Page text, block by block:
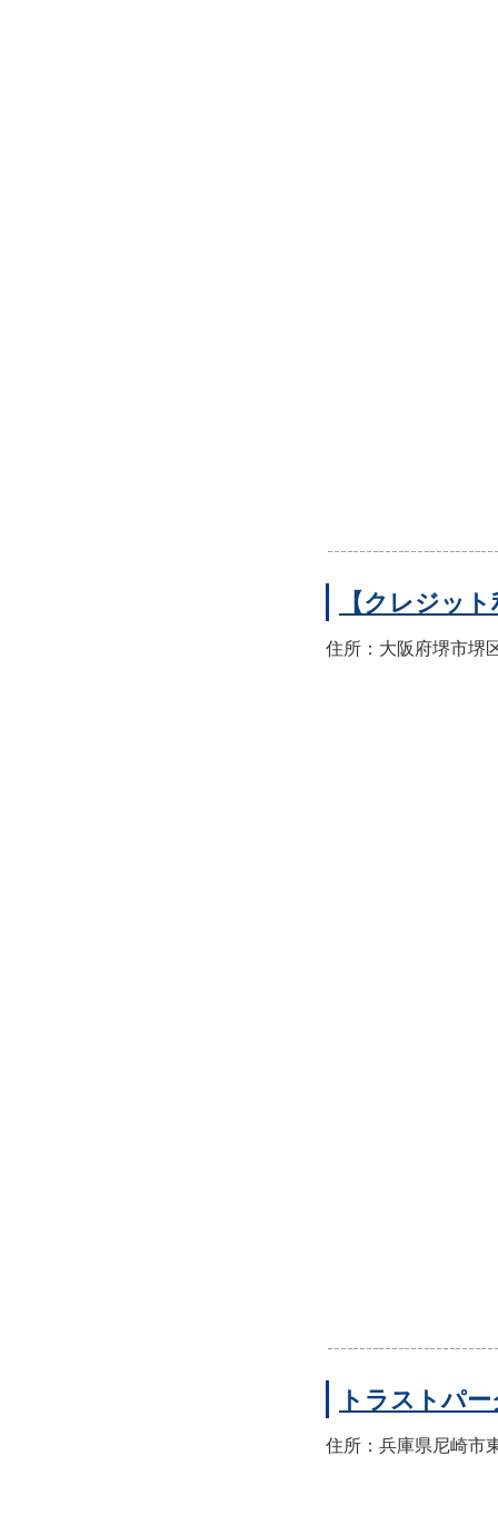
【クレジッ
住所：大阪府堺市堺
トラストパ
住所：兵庫県尼崎市